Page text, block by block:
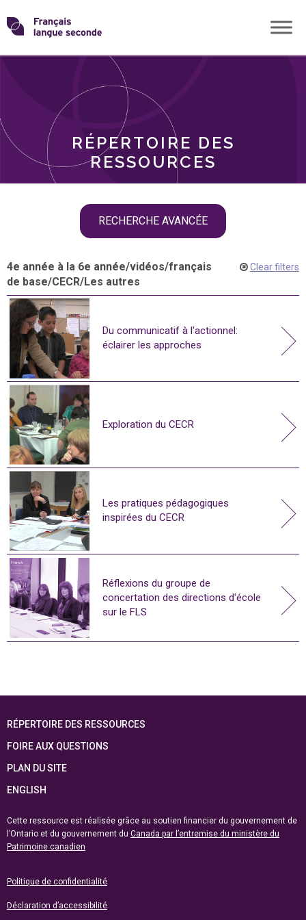
Skip
toTransformons
langue
RÉPERTOIRE DES
RESSOURCES
RECHERCHE AVANCÉE
THÈMES
4e année à la 6e année/vidéos/français
de base/CECR/Les autres
Clear filters
Du communicatif à l'actionnel:
éclairer les approches
Exploration du CECR
Les pratiques pédagogiques
inspirées du CECR
Réflexions du groupe de
concertation des directions d'école
sur le FLS
RÉPERTOIRE DES RESSOURCES
FOIRE AUX QUESTIONS
PLAN DU SITE
ENGLISH
Cette ressource est réalisée grâce au soutien financier du gouvernement de
l’Ontario et du gouvernement du Canada par l’entremise du ministère du
Patrimoine canadien
Politique de confidentialité
Déclaration d’accessibilité